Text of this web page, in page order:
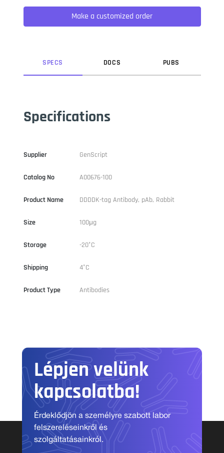
not only five centuries, but also the leap into electronic
typesetting, remaining essentially unchanged. It was
popularised in the 1960s with the release of Letraset sheets
Make a customized order
SPECS DOCS PUBS
Specifications
Supplier GenScript
Catalog No A00676-100
Product Name DDDDK-tag Antibody, pAb, Rabbit
Size 100μg
Storage -20°C
Shipping 4°C
Product Type Antibodies
Lépjen velünk
kapcsolatba!
Érdeklődjön a személyre szabott labor
felszereléseinkről és
szolgáltatásainkról.